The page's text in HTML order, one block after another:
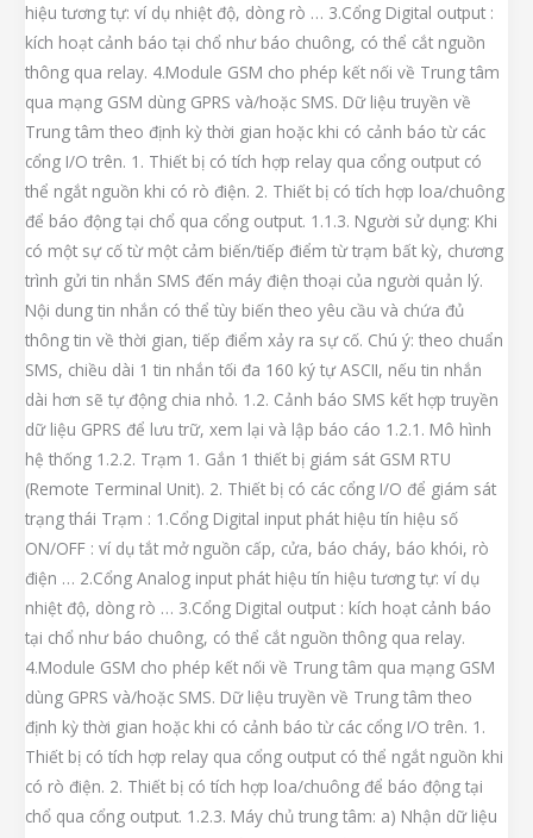
hiệu tương tự: ví dụ nhiệt độ, dòng rò … 3.Cổng Digital output :
kích hoạt cảnh báo tại chổ như báo chuông, có thể cắt nguồn
thông qua relay. 4.Module GSM cho phép kết nối về Trung tâm
qua mạng GSM dùng GPRS và/hoặc SMS. Dữ liệu truyền về
Trung tâm theo định kỳ thời gian hoặc khi có cảnh báo từ các
cổng I/O trên. 1. Thiết bị có tích hợp relay qua cổng output có
thể ngắt nguồn khi có rò điện. 2. Thiết bị có tích hợp loa/chuông
để báo động tại chổ qua cổng output. 1.1.3. Người sử dụng: Khi
có một sự cố từ một cảm biến/tiếp điểm từ trạm bất kỳ, chương
trình gửi tin nhắn SMS đến máy điện thoại của người quản lý.
Nội dung tin nhắn có thể tùy biến theo yêu cầu và chứa đủ
thông tin về thời gian, tiếp điểm xảy ra sự cố. Chú ý: theo chuẩn
SMS, chiều dài 1 tin nhắn tối đa 160 ký tự ASCII, nếu tin nhắn
dài hơn sẽ tự động chia nhỏ. 1.2. Cảnh báo SMS kết hợp truyền
dữ liệu GPRS để lưu trữ, xem lại và lập báo cáo 1.2.1. Mô hình
hệ thống 1.2.2. Trạm 1. Gắn 1 thiết bị giám sát GSM RTU
(Remote Terminal Unit). 2. Thiết bị có các cổng I/O để giám sát
trạng thái Trạm : 1.Cổng Digital input phát hiệu tín hiệu số
ON/OFF : ví dụ tắt mở nguồn cấp, cửa, báo cháy, báo khói, rò
điện … 2.Cổng Analog input phát hiệu tín hiệu tương tự: ví dụ
nhiệt độ, dòng rò … 3.Cổng Digital output : kích hoạt cảnh báo
tại chổ như báo chuông, có thể cắt nguồn thông qua relay.
4.Module GSM cho phép kết nối về Trung tâm qua mạng GSM
dùng GPRS và/hoặc SMS. Dữ liệu truyền về Trung tâm theo
định kỳ thời gian hoặc khi có cảnh báo từ các cổng I/O trên. 1.
Thiết bị có tích hợp relay qua cổng output có thể ngắt nguồn khi
có rò điện. 2. Thiết bị có tích hợp loa/chuông để báo động tại
chổ qua cổng output. 1.2.3. Máy chủ trung tâm: a) Nhận dữ liệu